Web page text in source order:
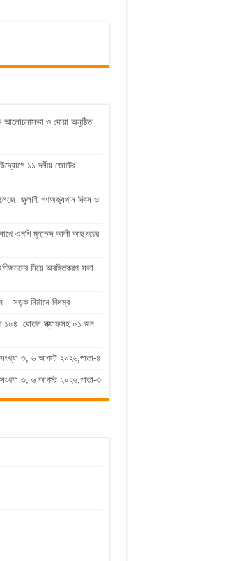
আলোচনাসভা ও দোয়া অনুষ্ঠিত
উদ্যোগে ১১ দলীয় জোটের
জুলাই গণঅভ্যুথান দিবস ও
সাথে এমপি মুহাম্মদ আলী আছগরের
নিয়ে অবহিতকরণ সভা
সড়ক নির্মানে বিলম্ব
১০৪ বোতল স্ক্যাফসহ ০১ জন
সংখ্যা ৩, ৬ আগস্ট ২০২৬,পাতা-৪
সংখ্যা ৩, ৬ আগস্ট ২০২৬,পাতা-৩